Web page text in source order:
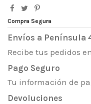
Compra Segura
Envíos a Península
Recibe tus pedidos
Pago Seguro
Tu información de
Devoluciones